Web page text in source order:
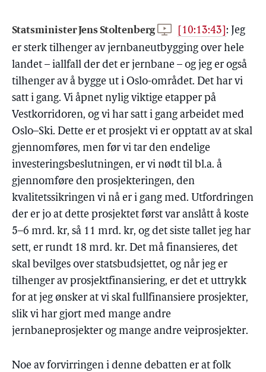
Statsminister Jens Stoltenberg [10:13:43] : Jeg
er sterk tilhenger av jernbaneutbygging over hele
landet – iallfall der det er jernbane – og jeg er også
tilhenger av å bygge ut i Oslo-området. Det har vi
satt i gang. Vi åpnet nylig viktige etapper på
Vestkorridoren, og vi har satt i gang arbeidet med
Oslo–Ski. Dette er et prosjekt vi er opptatt av at skal
gjennomføres, men før vi tar den endelige
investeringsbeslutningen, er vi nødt til bl.a. å
gjennomføre den prosjekteringen, den
kvalitetssikringen vi nå er i gang med. Utfordringen
der er jo at dette prosjektet først var anslått å koste
5–6 mrd. kr, så 11 mrd. kr, og det siste tallet jeg har
sett, er rundt 18 mrd. kr. Det må finansieres, det
skal bevilges over statsbudsjettet, og når jeg er
tilhenger av prosjektfinansiering, er det et uttrykk
for at jeg ønsker at vi skal fullfinansiere prosjekter,
slik vi har gjort med mange andre
jernbaneprosjekter og mange andre veiprosjekter.
Noe av forvirringen i denne debatten er at folk